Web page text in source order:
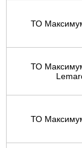
ТО
ТО
ТО